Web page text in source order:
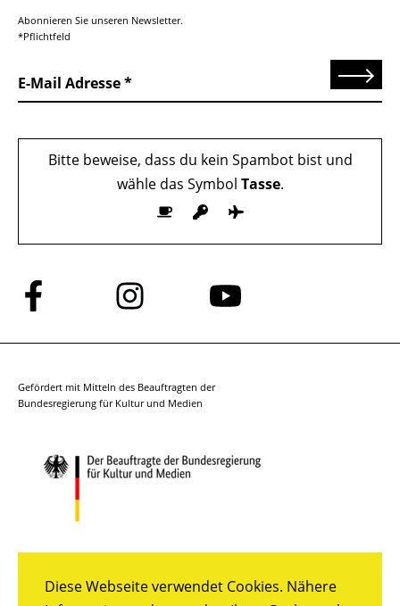
Diese Webseite verwendet Cookies. Nähere
Abonnieren Sie unseren Newsletter.
*Pflichtfeld
E-Mail Adresse Senden
Bitte beweise, dass du kein Spambot bist und
wähle das Symbol Tasse.
Folge
uns
auf
Folge
uns
auf
Folge
auf
Gefördert mit Mitteln des Beauftragten der
Bundesregierung für Kultur und Medien